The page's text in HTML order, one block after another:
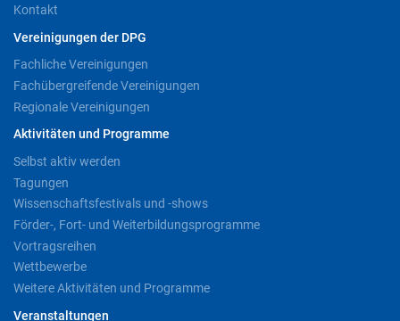
Kontakt
Vereinigungen der DPG
Fachliche Vereinigungen
Fachübergreifende Vereinigungen
Regionale Vereinigungen
Aktivitäten und Programme
Selbst aktiv werden
Tagungen
Wissenschaftsfestivals und -shows
Förder-, Fort- und Weiterbildungsprogramme
Vortragsreihen
Wettbewerbe
Weitere Aktivitäten und Programme
Veranstaltungen